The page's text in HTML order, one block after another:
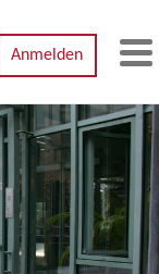
Anmelden